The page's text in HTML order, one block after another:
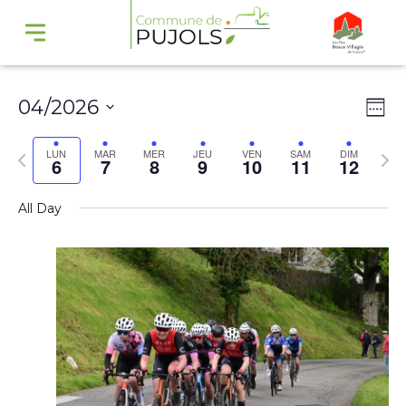
04/2026
Select
date.
LUN
6 MAR
7 MER
8 JEU
9 VEN
10 SAM
11 DIM
12
Previous
All Day